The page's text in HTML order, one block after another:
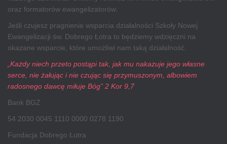
oraz formatorów ewangelizatorów.
Jeśli czujesz pragnienie wsparcia działalności Szkoły Nowej
Ewangelizacji św. Dobrego Łotra to będziemy wdzięczni na
okazane wsparcie, które umożliwi nam taką działalność.
„Każdy niech przeto postąpi tak, jak mu nakazuje jego własne
serce, nie żałując i nie czując się przymuszonym, albowiem
radosnego dawcę miłuje Bóg” 2 Kor 9,7
Bank BGŻ
54 2030 0045 1110 0000 0278 1190
Fundacja Dobrego Łotra